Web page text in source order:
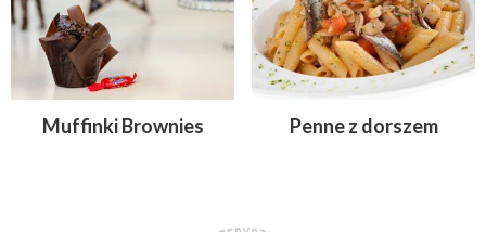
Muffinki Brownies Penne z dorszem